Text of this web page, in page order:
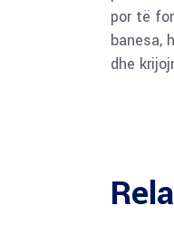
por të
banesa,
dhe